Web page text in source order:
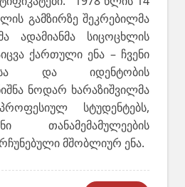
გამზირზე შეკრებილმა
ადამიანმა სიცოცხლის
ქართული ენა – ჩვენი
და იდენტობის
ნოდარ ხარაზიშვილმა
სტუდენტებს,
თანამემამულეების
მშობლიურ ენა.